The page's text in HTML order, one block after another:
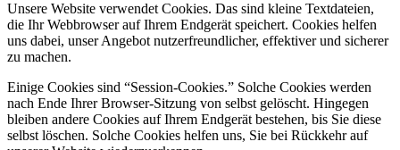
Unsere Website verwendet Cookies. Das sind kleine Textdateien,
die Ihr Webbrowser auf Ihrem Endgerät speichert. Cookies helfen
uns dabei, unser Angebot nutzerfreundlicher, effektiver und sicherer
zu machen.
Einige Cookies sind “Session-Cookies.” Solche Cookies werden
nach Ende Ihrer Browser-Sitzung von selbst gelöscht. Hingegen
bleiben andere Cookies auf Ihrem Endgerät bestehen, bis Sie diese
selbst löschen. Solche Cookies helfen uns, Sie bei Rückkehr auf